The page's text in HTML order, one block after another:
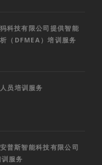
科技有限公司提供智能
（DFMEA）培训服务
员培训服务
普斯智能科技有限公司
服务